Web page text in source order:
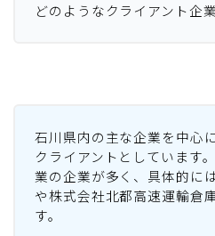
どのようなクライアント企
石川県内の主な企業を中心
クライアントとしています
業の企業が多く、具体的に
や株式会社北都高速運輸倉
す。